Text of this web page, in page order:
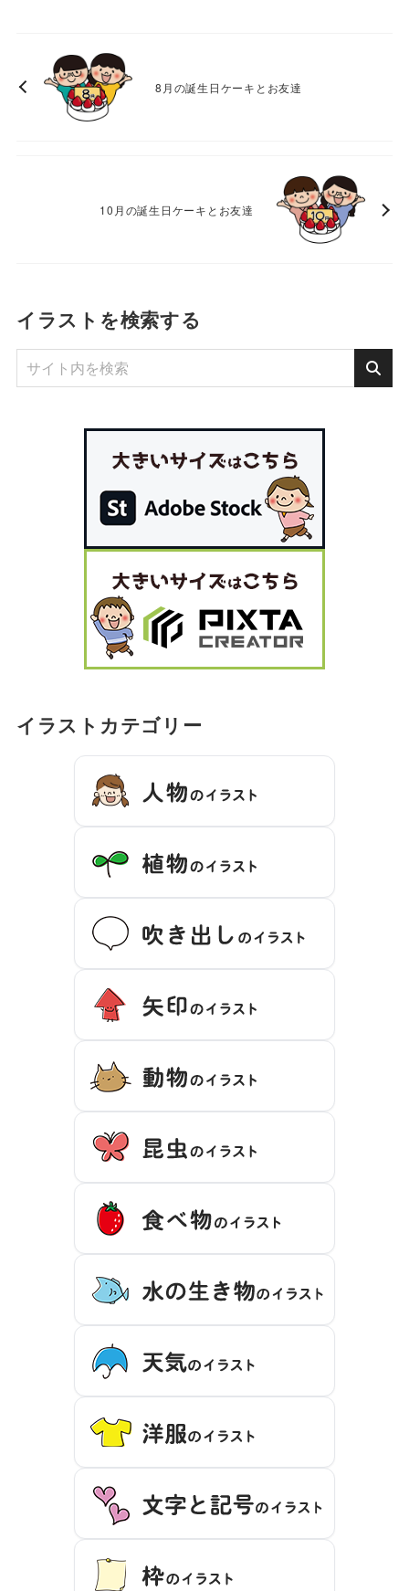
8月の誕生日ケーキとお友達
10月の誕生日ケーキとお友達
イラストを検索する
イラストカテゴリー